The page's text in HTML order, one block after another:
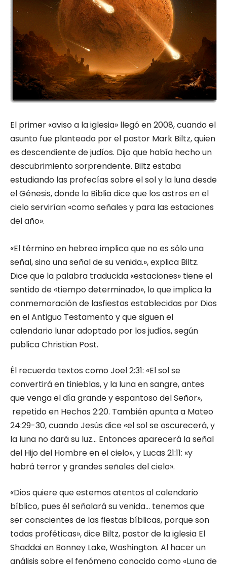
El primer «aviso a la iglesia» llegó en 2008, cuando el
asunto fue planteado por el pastor Mark Biltz, quien
es descendiente de judíos. Dijo que había hecho un
descubrimiento sorprendente. Biltz estaba
estudiando las profecías sobre el sol y la luna desde
el Génesis, donde la Biblia dice que los astros en el
cielo servirían «como señales y para las estaciones
del año».
«El término en hebreo implica que no es sólo una
señal, sino una señal de su venida.», explica Biltz.
Dice que la palabra traducida «estaciones» tiene el
sentido de «tiempo determinado», lo que implica la
conmemoración de lasfiestas establecidas por Dios
en el Antiguo Testamento y que siguen el
calendario lunar adoptado por los judíos, según
publica Christian Post.
Él recuerda textos como Joel 2:31: «El sol se
convertirá en tinieblas, y la luna en sangre, antes
que venga el día grande y espantoso del Señor»,
repetido en Hechos 2:20. También apunta a Mateo
24:29-30, cuando Jesús dice «el sol se oscurecerá, y
la luna no dará su luz… Entonces aparecerá la señal
del Hijo del Hombre en el cielo», y Lucas 21:11: «y
habrá terror y grandes señales del cielo».
«Dios quiere que estemos atentos al calendario
bíblico, pues él señalará su venida… tenemos que
ser conscientes de las fiestas bíblicas, porque son
todas proféticas», dice Biltz, pastor de la iglesia El
Shaddai en Bonney Lake, Washington. Al hacer un
análisis sobre el fenómeno conocido como «Luna de